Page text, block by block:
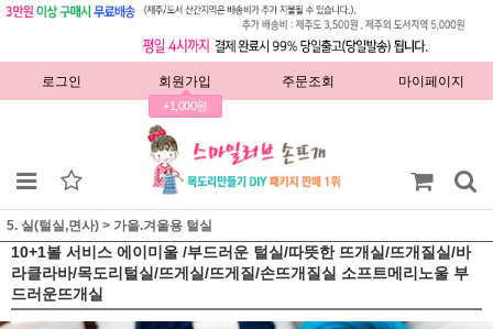
로그인 회원가입
+1,000원
주문조회 마이페이지
5. 실(털실,면사) > 가을.겨울용 털실
10+1볼 서비스 에이미울 /부드러운 털실/따뜻한 뜨개실/뜨개질실/바
라클라바/목도리털실/뜨게실/뜨게질/손뜨개질실 소프트메리노울 부
드러운뜨개실